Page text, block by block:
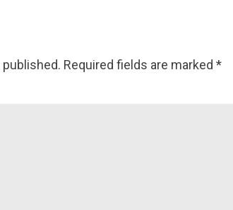
Required fields are marked *